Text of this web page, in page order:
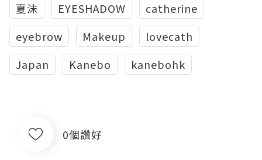
夏沫
EYESHADOW
‪‎catherine
eyebrow
Makeup
‎lovecath
Japan
Kanebo kanebohk
0個讚好